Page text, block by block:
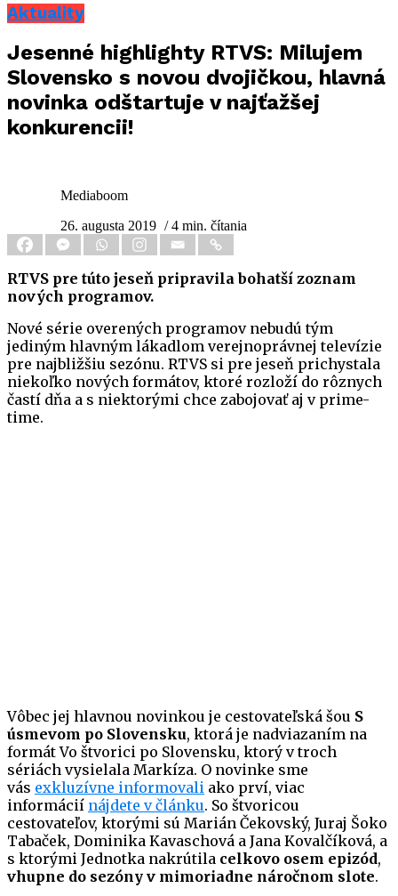
Aktuality
Jesenné highlighty RTVS: Milujem
Slovensko s novou dvojičkou, hlavná
novinka odštartuje v najťažšej
konkurencii!
Mediaboom
26. augusta 2019 / 4 min. čítania
RTVS pre túto jeseň pripravila bohatší zoznam
nových programov.
Nové série overených programov nebudú tým
jediným hlavným lákadlom verejnoprávnej televízie
pre najbližšiu sezónu. RTVS si pre jeseň prichystala
niekoľko nových formátov, ktoré rozloží do rôznych
častí dňa a s niektorými chce zabojovať aj v prime-
time.
Vôbec jej hlavnou novinkou je cestovateľská šou S
úsmevom po Slovensku, ktorá je nadviazaním na
formát Vo štvorici po Slovensku, ktorý v troch
sériách vysielala Markíza. O novinke sme
vás exkluzívne informovali ako prví, viac
informácií nájdete v článku. So štvoricou
cestovateľov, ktorými sú Marián Čekovský, Juraj Šoko
Tabaček, Dominika Kavaschová a Jana Kovalčíková, a
s ktorými Jednotka nakrútila celkovo osem epizód,
vhupne do sezóny v mimoriadne náročnom slote.